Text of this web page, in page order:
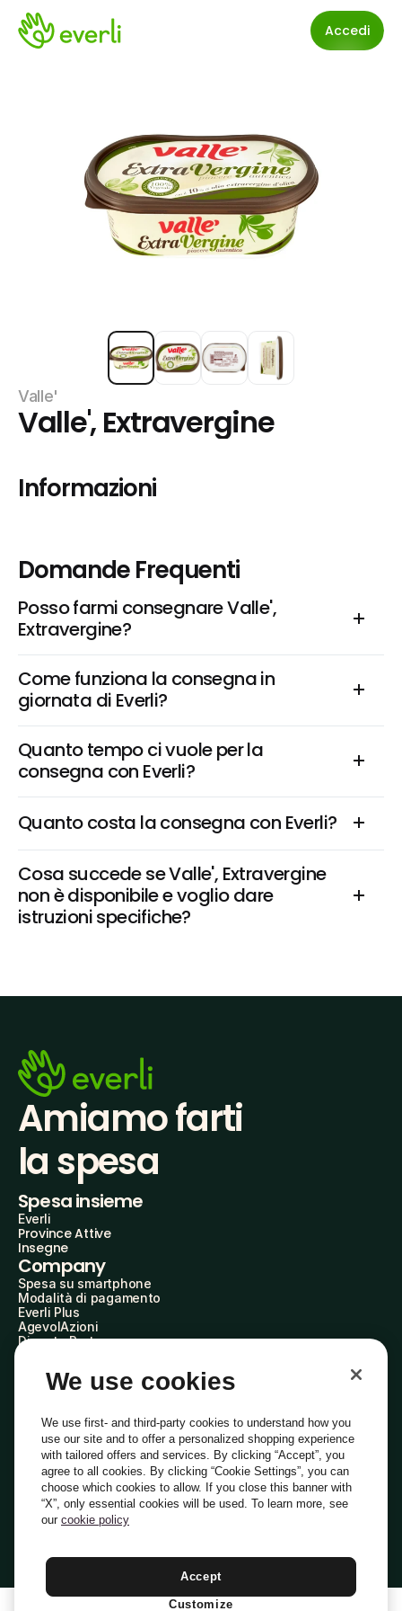
Accedi
Valle'
Valle', Extravergine
Informazioni
Domande Frequenti
Posso farmi consegnare Valle',
Extravergine?
Come funziona la consegna in
giornata di Everli?
Quanto tempo ci vuole per la
consegna con Everli?
Quanto costa la consegna con Everli?
Cosa succede se Valle', Extravergine
non è disponibile e voglio dare
istruzioni specifiche?
Amiamo farti
la spesa
Spesa insieme
Everli
Province Attive
Insegne
Company
Spesa su smartphone
Modalità di pagamento
Everli Plus
AgevolAzioni
Diventa Partner
Everli Shoppers
About Us
Everli News
Domande frequenti
Lavora con noi
Diventa Shopper
Investitori
PrivacyCookiePreferenze Cookie
Termini e CondizioniCodice Etico
Indirizzo PEC: everli@pec.it - indirizzo DPO: dpo@everli.com
Italiano
We use cookies
We use first- and third-party cookies to understand how you
use our site and to offer a personalized shopping experience
with tailored offers and services. By clicking “Accept”, you
agree to all cookies. By clicking “Cookie Settings”, you can
choose which cookies to allow. If you close this banner with
“X”, only essential cookies will be used. To learn more, see
our cookie policy
Accept
Customize